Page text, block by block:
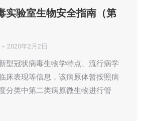
实验室生物安全指南（第
2020年2月2日
型冠状病毒生物学特点、流行病学
床表现等信息，该病原体暂按照病
分类中第二类病原微生物进行管